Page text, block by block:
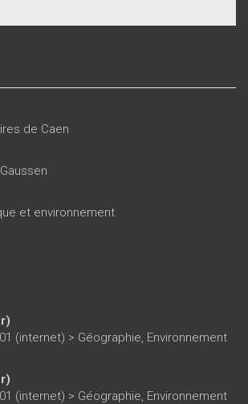
de Caen
et environnement
(internet) > Géographie, Environnement
(internet) > Géographie, Environnement